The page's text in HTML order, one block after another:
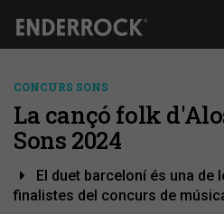
CONCURS SONS
La cançó folk
Sons 2024
El duet barceloní és una de
finalistes del concurs de